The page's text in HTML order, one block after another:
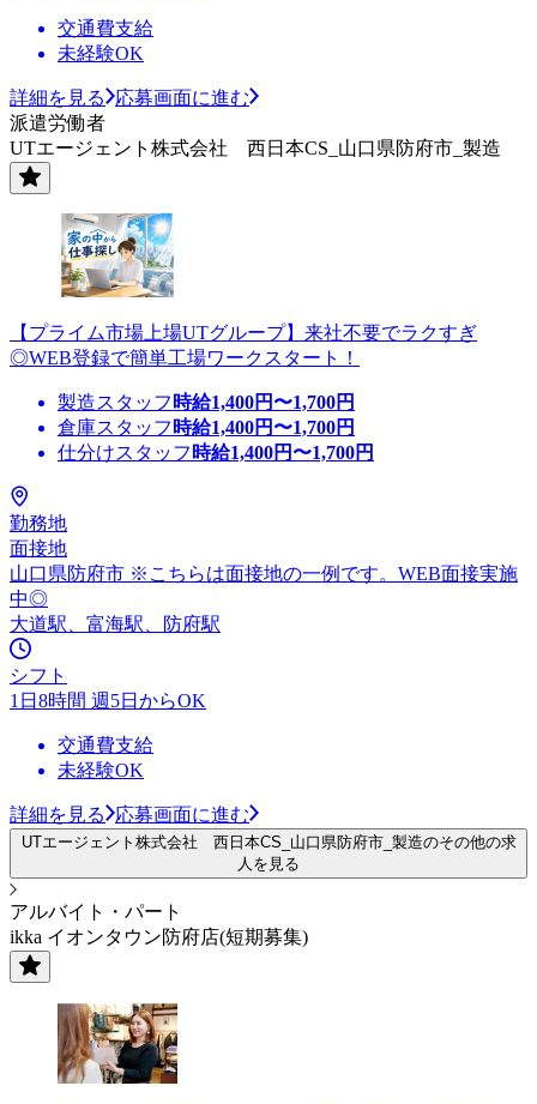
交通費支給
未経験OK
詳細を見る
応募画面に進む
派遣労働者
UTエージェント株式会社 西日本CS_山口県防府市_製造
【プライム市場上場UTグループ】来社不要でラクすぎ
◎WEB登録で簡単工場ワークスタート！
製造スタッフ 時給1,400円〜1,700円
倉庫スタッフ 時給1,400円〜1,700円
仕分けスタッフ 時給1,400円〜1,700円
勤務地
面接地
山口県防府市 ※こちらは面接地の一例です。WEB面接実施
中◎
大道駅、富海駅、防府駅
シフト
1日8時間 週5日からOK
交通費支給
未経験OK
詳細を見る 応募画面に進む
UTエージェント株式会社 西日本CS_山口県防府市_製造のその他の求
人を見る
アルバイト・パート
ikka イオンタウン防府店(短期募集)